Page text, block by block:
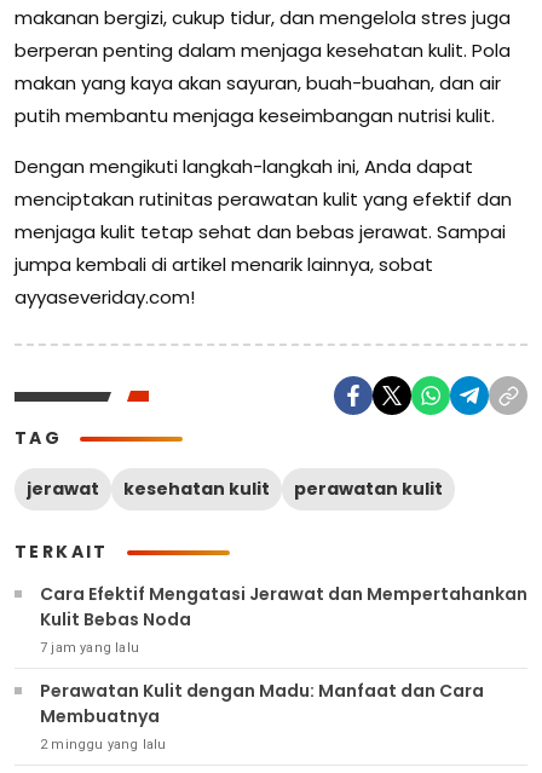
makanan bergizi, cukup tidur, dan mengelola stres juga
berperan penting dalam menjaga kesehatan kulit. Pola
makan yang kaya akan sayuran, buah-buahan, dan air
putih membantu menjaga keseimbangan nutrisi kulit.
Dengan mengikuti langkah-langkah ini, Anda dapat
menciptakan rutinitas perawatan kulit yang efektif dan
menjaga kulit tetap sehat dan bebas jerawat. Sampai
jumpa kembali di artikel menarik lainnya, sobat
ayyaseveriday.com!
TAG
jerawat kesehatan kulit perawatan kulit
TERKAIT
Cara Efektif Mengatasi Jerawat dan Mempertahankan
Kulit Bebas Noda
7 jam yang lalu
Perawatan Kulit dengan Madu: Manfaat dan Cara
Membuatnya
2 minggu yang lalu